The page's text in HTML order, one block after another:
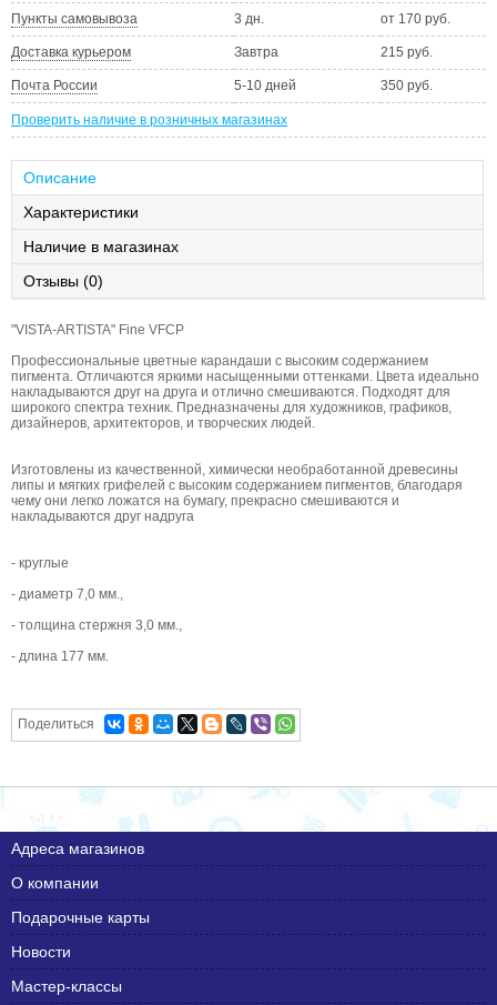
Пункты самовывоза 3 дн. от 170 руб.
Доставка курьером Завтра 215 руб.
Почта России 5-10 дней 350 руб.
Проверить наличие в розничных магазинах
Описание
Характеристики
Наличие в магазинах
Отзывы (0)
"VISTA-ARTISTA" Fine VFCP
Профессиональные цветные карандаши с высоким содержанием
пигмента. Отличаются яркими насыщенными оттенками. Цвета идеально
накладываются друг на друга и отлично смешиваются. Подходят для
широкого спектра техник. Предназначены для художников, графиков,
дизайнеров, архитекторов, и творческих людей.
Изготовлены из качественной, химически необработанной древесины
липы и мягких грифелей с высоким содержанием пигментов, благодаря
чему они легко ложатся на бумагу, прекрасно смешиваются и
накладываются друг надруга
- круглые
- диаметр 7,0 мм.,
- толщина стержня 3,0 мм.,
- длина 177 мм.
Поделиться
Адреса магазинов
О компании
Подарочные карты
Новости
Мастер-классы